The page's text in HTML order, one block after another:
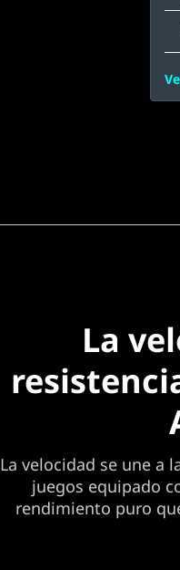
La
La velocidad se une a
juegos equipado
rendimiento puro